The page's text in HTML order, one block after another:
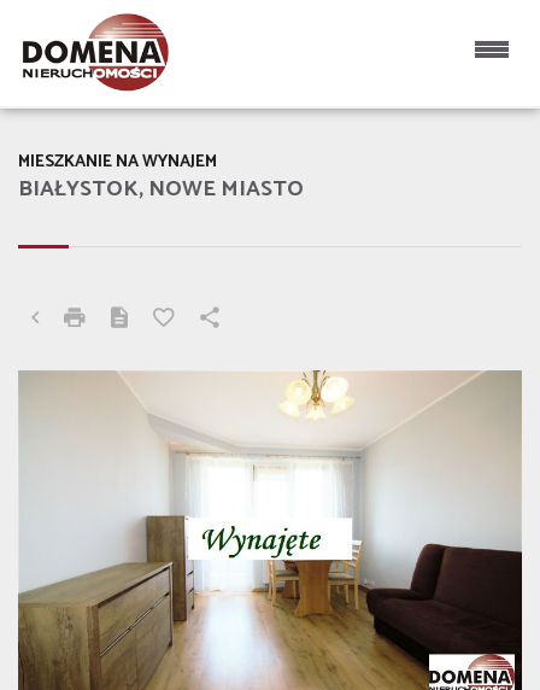
BIAŁYSTOK, NOWE MIASTO
MIESZKANIE NA WYNAJEM